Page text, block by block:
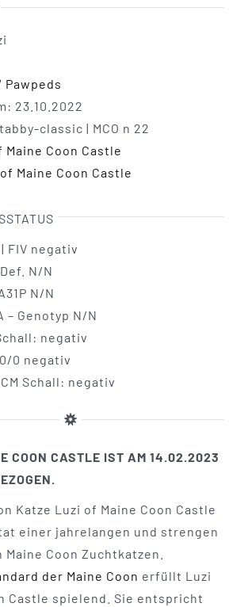
Pawpeds
23.10.2022
classic | MCO n 22
Maine Coon Castle
Maine Coon Castle
FIV negativ
N/N
N/N
– Genotyp N/N
negativ
0 negativ
Schall: negativ
COON CASTLE IST AM 14.02.2023
Katze Luzi of Maine Coon Castle
einer jahrelangen und strengen
Coon Zuchtkatzen.
der Maine Coon erfüllt Luzi
Castle spielend. Sie entspricht